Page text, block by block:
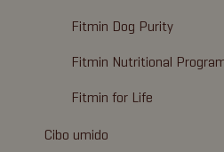
Fitmin Dog Purity
Fitmin Nutritional
Fitmin for Life
Cibo umido